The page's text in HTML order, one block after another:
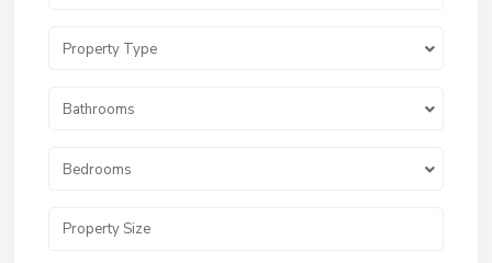
Property Type
Bathrooms
Bedrooms